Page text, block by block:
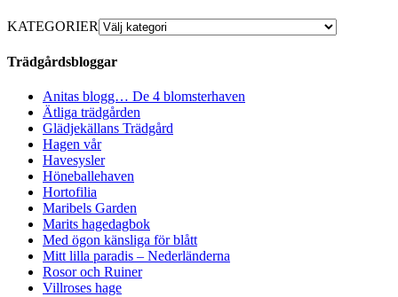
KATEGORIER
Trädgårdsbloggar
Anitas blogg… De 4 blomsterhaven
Ätliga trädgården
Glädjekällans Trädgård
Hagen vår
Havesysler
Höneballehaven
Hortofilia
Maribels Garden
Marits hagedagbok
Med ögon känsliga för blått
Mitt lilla paradis – Nederländerna
Rosor och Ruiner
Villroses hage